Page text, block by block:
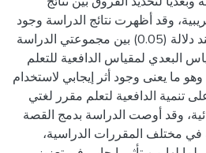
وقد أظهرت نتائج الدراسة وجود
فروق ذات دلالة إحصائية عند دلالة (0.05) بين مجموعتي الدراسة
البعدي لمقياس الدافعية للتعلم
ما يعنى وجود أثر إيجابي لاستخدام
تنمية الدافعية لتعلم مقرر لغتي
وقد أوصت الدراسة بدمج القصة
في مختلف المقررات الدراسية،